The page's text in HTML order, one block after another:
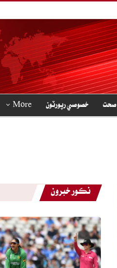
صحت خصوصي رپورٽون More
نڪور خبرون